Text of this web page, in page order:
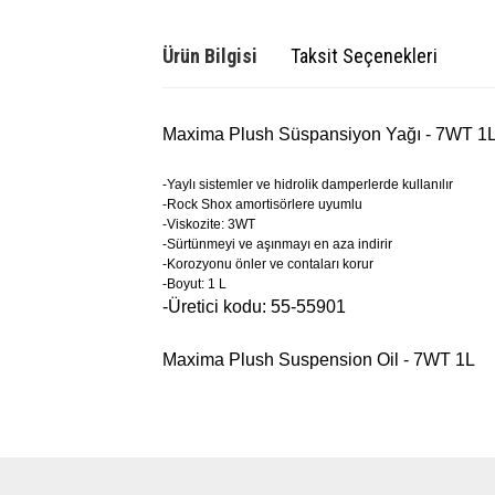
Ürün Bilgisi Taksit Seçenekleri
Maxima Plush Süspansiyon Yağı - 7WT
-Yaylı sistemler ve hidrolik damperlerde kullanılır
-Rock Shox amortisörlere uyumlu
-Viskozite: 3WT
-Sürtünmeyi ve aşınmayı en aza indirir
-Korozyonu önler ve contaları korur
-Boyut: 1 L
-Üretici kodu: 55-55901
Maxima Plush Suspension Oil - 7WT 1L